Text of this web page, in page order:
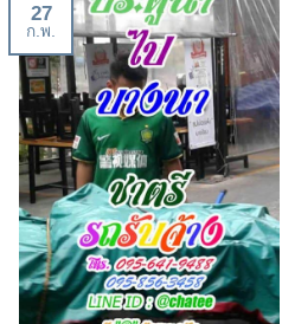
27
ก.พ.